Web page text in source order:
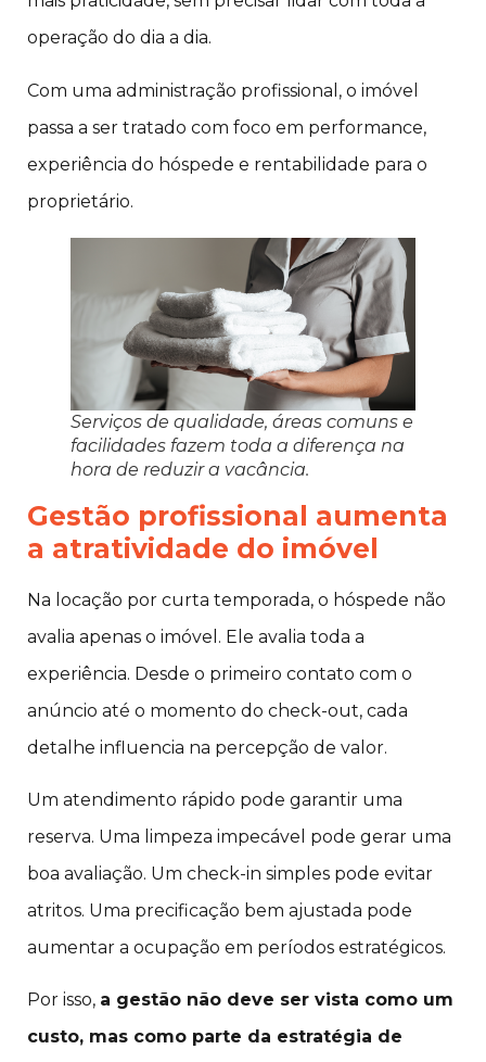
operação do dia a dia.
Com uma administração profissional, o imóvel
passa a ser tratado com foco em performance,
experiência do hóspede e rentabilidade para o
proprietário.
Serviços de qualidade, áreas comuns e
facilidades fazem toda a diferença na
hora de reduzir a vacância.
Gestão profissional aumenta
a atratividade do imóvel
Na locação por curta temporada, o hóspede não
avalia apenas o imóvel. Ele avalia toda a
experiência. Desde o primeiro contato com o
anúncio até o momento do check-out, cada
detalhe influencia na percepção de valor.
Um atendimento rápido pode garantir uma
reserva. Uma limpeza impecável pode gerar uma
boa avaliação. Um check-in simples pode evitar
atritos. Uma precificação bem ajustada pode
aumentar a ocupação em períodos estratégicos.
Por isso, a gestão não deve ser vista como um
custo, mas como parte da estratégia de